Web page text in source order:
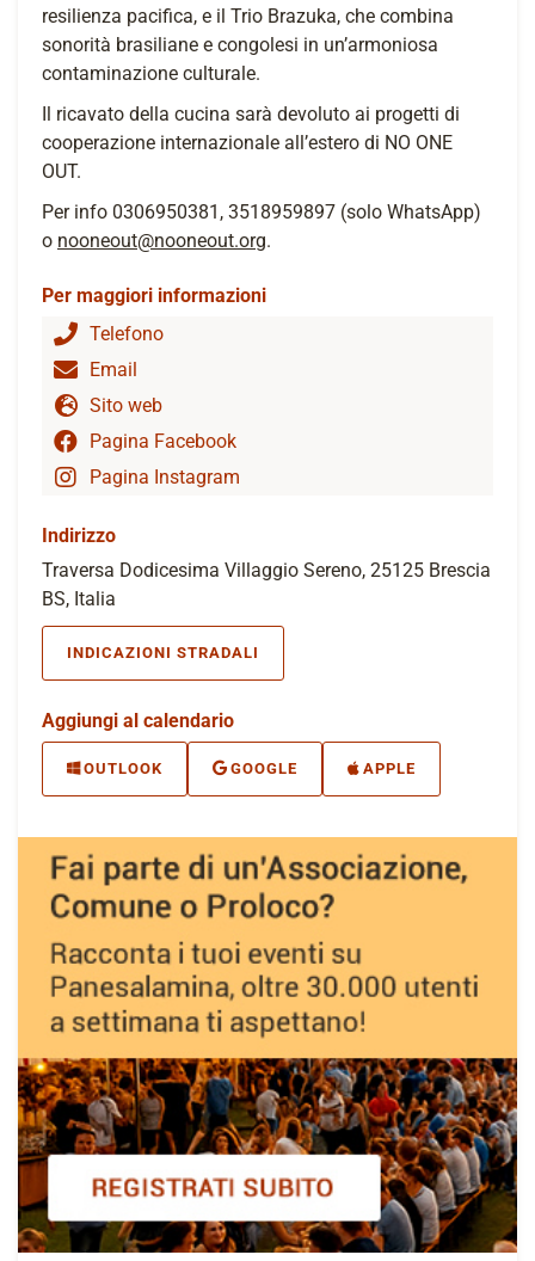
resilienza pacifica, e il Trio Brazuka, che combina
sonorità brasiliane e congolesi in un’armoniosa
contaminazione culturale.
Il ricavato della cucina sarà devoluto ai progetti di
cooperazione internazionale all’estero di NO ONE
OUT.
Per info 0306950381, 3518959897 (solo WhatsApp)
o nooneout@nooneout.org.
Per maggiori informazioni
Telefono
Email
Sito web
Pagina Facebook
Pagina Instagram
Indirizzo
Traversa Dodicesima Villaggio Sereno, 25125 Brescia
BS, Italia
INDICAZIONI STRADALI
Aggiungi al calendario
OUTLOOK GOOGLE APPLE